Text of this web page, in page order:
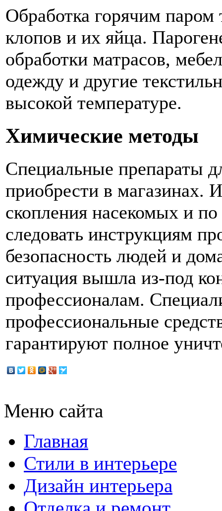
Обработка горячим
клопов и их яйца.
обработки матрасов,
одежду и другие
высокой температуре.
Химические методы
Специальные препараты
приобрести в магазинах.
скопления насекомых и
следовать инструкциям
безопасность людей и
ситуация вышла из-под
профессионалам.
профессиональные
гарантируют полное
Меню сайта
Главная
Стили в интерьере
Дизайн интерьера